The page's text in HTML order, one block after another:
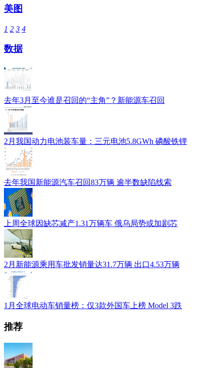
美图
1 2 3 4
数据
去年3月至今谁是召回的“主角”？新能源车召回
2月我国动力电池装车量：三元电池5.8GWh 磷酸铁锂
去年我国新能源汽车召回83万辆 逾半数缺陷线索
上周全球因缺芯减产1.31万辆车 俄乌局势或加剧芯
2月新能源乘用车批发销量达31.7万辆 出口4.53万辆
1月全球电动车销量榜：仅3款外国车上榜 Model 3跌
推荐